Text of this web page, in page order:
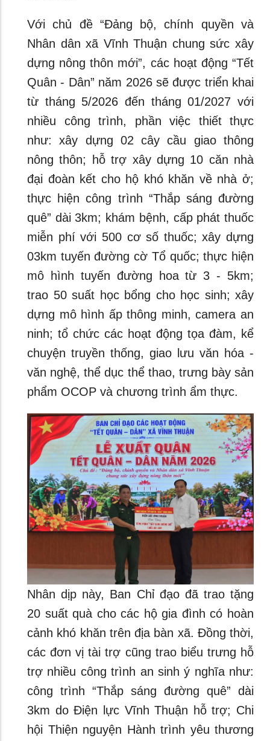
Với chủ đề “Đảng bộ, chính quyền và
Nhân dân xã Vĩnh Thuận chung sức xây
dựng nông thôn mới”, các hoạt động “Tết
Quân - Dân” năm 2026 sẽ được triển khai
từ tháng 5/2026 đến tháng 01/2027 với
nhiều công trình, phần việc thiết thực
như: xây dựng 02 cây cầu giao thông
nông thôn; hỗ trợ xây dựng 10 căn nhà
đại đoàn kết cho hộ khó khăn về nhà ở;
thực hiện công trình “Thắp sáng đường
quê” dài 3km; khám bệnh, cấp phát thuốc
miễn phí với 500 cơ số thuốc; xây dựng
03km tuyến đường cờ Tổ quốc; thực hiện
mô hình tuyến đường hoa từ 3 - 5km;
trao 50 suất học bổng cho học sinh; xây
dựng mô hình ấp thông minh, camera an
ninh; tổ chức các hoạt động tọa đàm, kể
chuyện truyền thống, giao lưu văn hóa -
văn nghệ, thể dục thể thao, trưng bày sản
phẩm OCOP và chương trình ẩm thực.
Nhân dịp này, Ban Chỉ đạo đã trao tặng
20 suất quà cho các hộ gia đình có hoàn
cảnh khó khăn trên địa bàn xã. Đồng thời,
các đơn vị tài trợ cũng trao biểu trưng hỗ
trợ nhiều công trình an sinh ý nghĩa như:
công trình “Thắp sáng đường quê” dài
3km do Điện lực Vĩnh Thuận hỗ trợ; Chi
hội Thiện nguyện Hành trình yêu thương